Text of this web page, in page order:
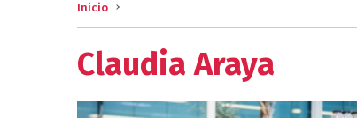
Inicio
Claudia Araya